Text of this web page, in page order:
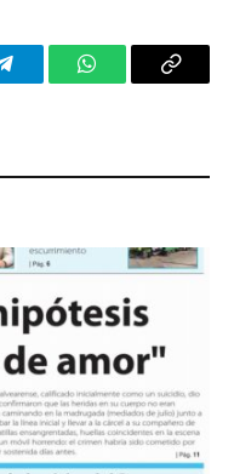
TelegramWhatsAppCopy